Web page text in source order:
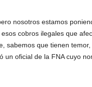
nosotros estamos
cobros ilegales que
sabemos que tienen
un oficial de la FNA cuyo